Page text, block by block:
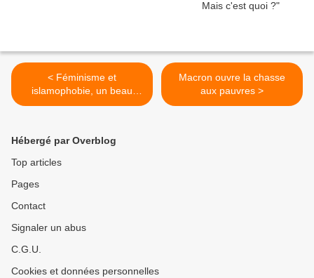
< Féminisme et
islamophobie, un beau
texte de Paye Ndella
Macron ouvre la chasse
aux pauvres >
Hébergé par Overblog
Top articles
Pages
Contact
Signaler un abus
C.G.U.
Cookies et données personnelles